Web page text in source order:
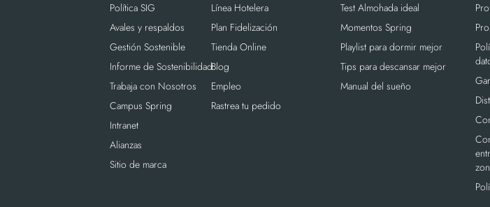
Política SIG
Avales y respaldos
Gestión Sostenible
Informe de Sostenibilidad
Trabaja con Nosotros
Campus Spring
Intranet
Alianzas
Sitio de marca
Línea Hotelera
Plan Fidelización
Tienda Online
Blog
Empleo
Rastrea tu pedido
Test Almohada ideal
Momentos Spring
Playlist para dormir mejor
Tips para descansar mejor
Manual del sueño